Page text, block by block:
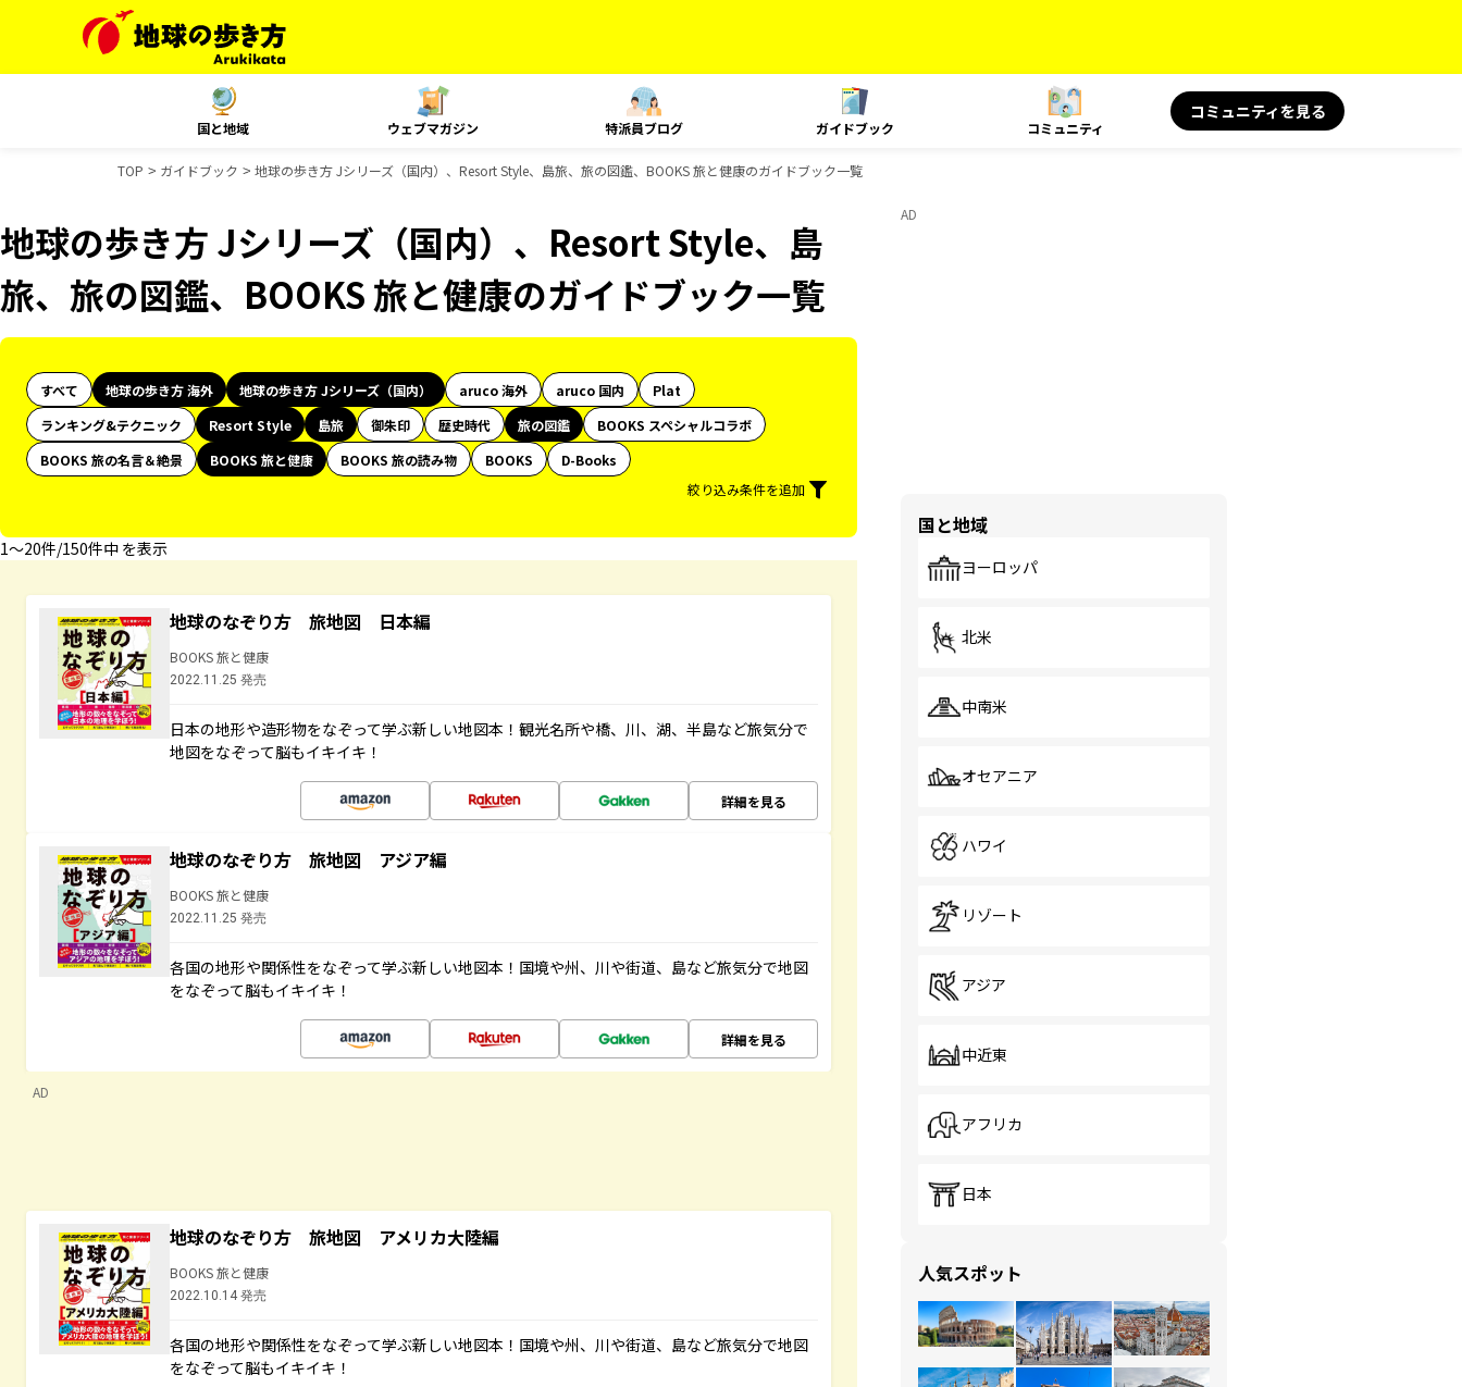
国と地域 ウェブマガジン 特派員ブログ ガイドブック コミュニティ
コミュニティを見る
TOP ガイドブック 地球の歩き方 Jシリーズ（国内）、Resort Style、島旅、旅の図鑑、BOOKS 旅と健康のガイドブック一覧
地球の歩き方 Jシリーズ（国内）、Resort Style、島
旅、旅の図鑑、BOOKS 旅と健康のガイドブック一覧
すべて 地球の歩き方 海外 地球の歩き方 Jシリーズ（国内） aruco 海外 aruco 国内
Plat
ランキング&テクニック
Resort Style 島旅 御朱印 歴史時代 旅の図鑑
BOOKS スペシャルコラボ
BOOKS 旅の名言＆絶景
BOOKS 旅と健康 BOOKS 旅の読み物 BOOKS
D-Books
絞り込み条件を追加
1〜20件/150件中 を表示
地球のなぞり方 旅地図 日本編
BOOKS 旅と健康
2022.11.25 発売
日本の地形や造形物をなぞって学ぶ新しい地図本！観光名所や橋、川、湖、半島など旅気分で
地図をなぞって脳もイキイキ！
詳細を見る
地球のなぞり方 旅地図 アジア編
BOOKS 旅と健康
2022.11.25 発売
各国の地形や関係性をなぞって学ぶ新しい地図本！国境や州、川や街道、島など旅気分で地図
をなぞって脳もイキイキ！
詳細を見る
AD
地球のなぞり方 旅地図 アメリカ大陸編
BOOKS 旅と健康
2022.10.14 発売
各国の地形や関係性をなぞって学ぶ新しい地図本！国境や州、川や街道、島など旅気分で地図
をなぞって脳もイキイキ！
AD
国と地域
ヨーロッパ
北米
中南米
オセアニア
ハワイ
リゾート
アジア
中近東
アフリカ
日本
人気スポット